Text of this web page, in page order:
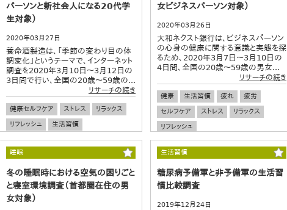
パーソンと新社会人になる20代学
生対象）
2020年03月27日
養命酒製造は、「季節の変わり目の体
調変化」というテーマで、インターネット
調査を2020年3月10日～3月12日の
3日間で行い、全国の20歳～59歳の...
リサーチの続き
健康セルフケア ストレス
リラックス
リフレッシュ
生活習慣
女ビジネスパーソン対象）
2020年03月26日
大和ネクスト銀行は、ビジネスパーソン
の心身の健康に関する意識と実態を探
るため、2020年3月7日～3月10日の
4日間、全国の20歳～59歳の男女...
リサーチの続き
健康 生活習慣 疲れ
疲労
セルフケア
ストレス
リラックス
リフレッシュ
睡眠
冬の睡眠時における空気の困りごと
と寝室環境調査（首都圏在住の男
女対象）
生活習慣
糖尿病予備軍と非予備軍の生活習
慣比較調査
2019年12月24日